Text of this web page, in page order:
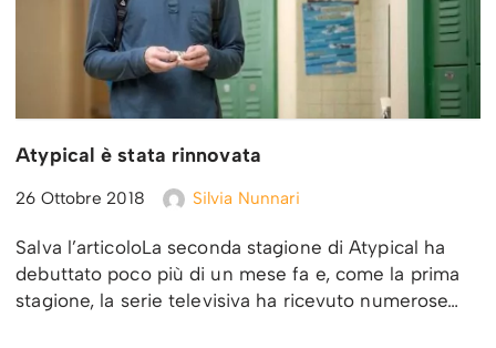
Atypical è stata rinnovata
26 Ottobre 2018 Silvia Nunnari
Salva l’articoloLa seconda stagione di Atypical ha
debuttato poco più di un mese fa e, come la prima
stagione, la serie televisiva ha ricevuto numerose…